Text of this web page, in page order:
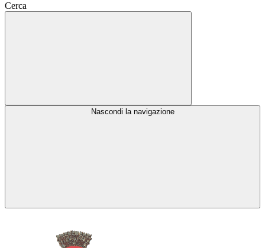
Cerca
Nascondi la navigazione